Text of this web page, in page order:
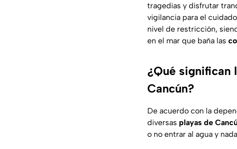
tragedias y disfrutar
vigilancia para el
nivel de restricción,
en el mar que baña las
¿Qué significan
Cancún?
De acuerdo con la
diversas playas de
o no entrar al agua y